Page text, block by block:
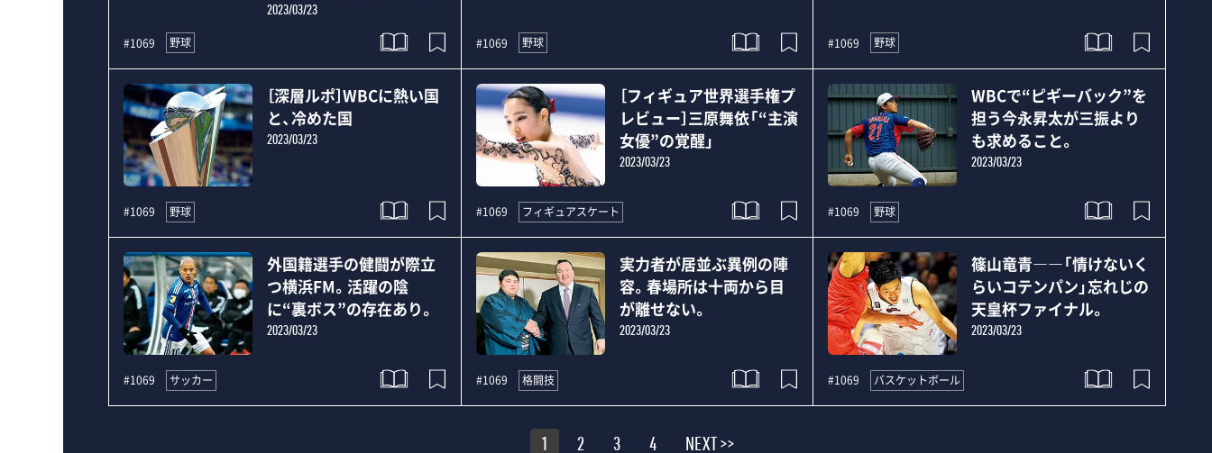
2023/03/23
#1069 野球 #1069 野球 #1069 野球
［深層ルポ］WBCに熱い国
と、冷めた国
2023/03/23
#1069 野球
［フィギュア世界選手権プ
レビュー］三原舞依「“主演
女優”の覚醒」
2023/03/23
#1069 フィギュアスケート
WBCで“ピギーバック”を
担う今永昇太が三振より
も求めること。
2023/03/23
#1069 野球
外国籍選手の健闘が際立
つ横浜FM。活躍の陰
に“裏ボス”の存在あり。
2023/03/23
#1069 サッカー
実力者が居並ぶ異例の陣
容。春場所は十両から目
が離せない。
2023/03/23
#1069 格闘技
篠山竜青――「情けないく
らいコテンパン」忘れじの
天皇杯ファイナル。
2023/03/23
#1069 バスケットボール
1 2 3 4 NEXT >>